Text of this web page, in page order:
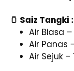
🫙 Saiz Tangki :
Air Biasa –
Air Panas
Air Sejuk –